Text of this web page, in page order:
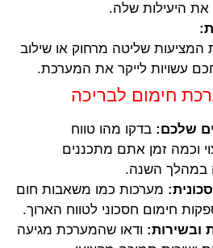
את היעילות שלה.
שליטה מרחוק או שילוב
עשויות לייקר את המערכת.
חימום לבריכה
שלכם: בדקו מהו טווח
וכמה זמן אתם מתכננים
במהלך השנה.
מערכות כמו משאבות חום
חימום חסכוני לטווח הארוך.
ובשירות: ודאו שהמערכת מגיעה